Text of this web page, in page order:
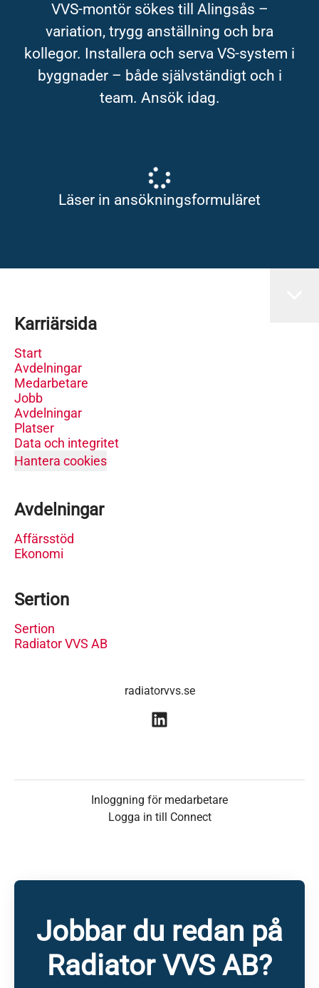
VVS-montör sökes till Alingsås –
variation, trygg anställning och bra
kollegor. Installera och serva VS-system i
byggnader – både självständigt och i
team. Ansök idag.
Läser in ansökningsformuläret
Karriärsida
Start
Avdelningar
Medarbetare
Jobb
Avdelningar
Platser
Data och integritet
Hantera cookies
Avdelningar
Affärsstöd
Ekonomi
Sertion
Sertion
Radiator VVS AB
radiatorvvs.se
Inloggning för medarbetare
Logga in till Connect
Jobbar du redan på
Radiator VVS AB?